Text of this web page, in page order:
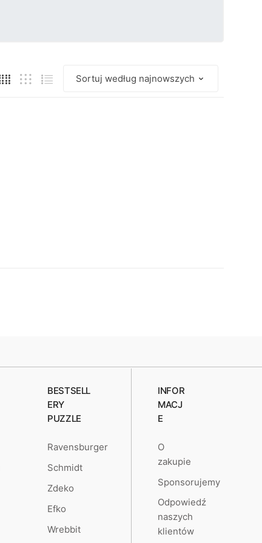
BESTSELL
ERY
PUZZLE
Ravensburger
Schmidt
Zdeko
Efko
Wrebbit
INFOR
MACJ
E
O
zakupie
Sponsorujemy
Odpowiedź
naszych
klientów